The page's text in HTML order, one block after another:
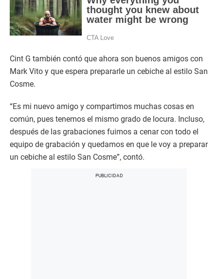
Cint G también contó que ahora son buenos amigos con
Mark Vito y que espera prepararle un cebiche al estilo San
Cosme.
“Es mi nuevo amigo y compartimos muchas cosas en
común, pues tenemos el mismo grado de locura. Incluso,
después de las grabaciones fuimos a cenar con todo el
equipo de grabación y quedamos en que le voy a preparar
un cebiche al estilo San Cosme”, contó.